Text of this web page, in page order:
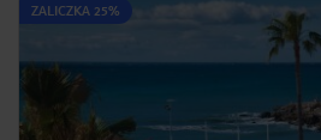
ZALICZKA 25%